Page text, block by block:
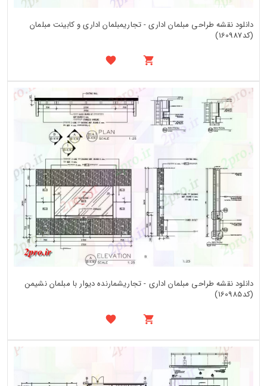
دانلود نقشه طراحی مبلمان اداری - تجاریمبلمان اداری و کابینت مبلمان
(کد160987)
دانلود نقشه طراحی مبلمان اداری - تجاریشمارنده دیوار با مبلمان نشیمن
(کد160985)